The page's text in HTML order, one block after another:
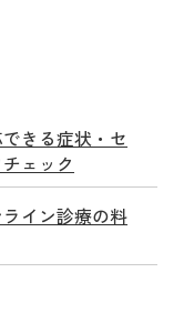
きる症状・セ
ェック
イン診療の料